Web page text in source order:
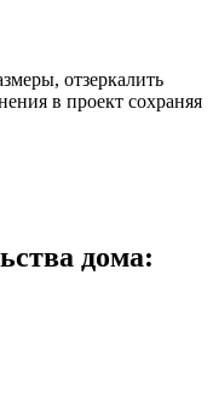
отзеркалить
в проект сохраняя
дома: